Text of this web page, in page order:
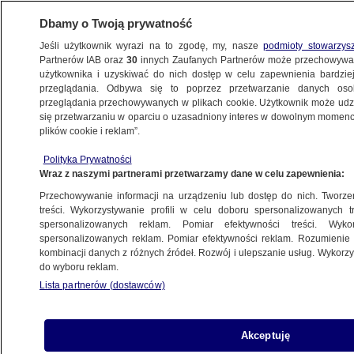
POLSKA
partii Hołowni. "Fundamentalnie się z tym
nie zgadzam"
23.12.2022, 16:19
Udostępnij
Dbamy o Twoją prywatność
Jeśli użytkownik wyrazi na to zgodę, my, naszepodmioty
Partnerów IAB oraz30 innych Zaufanych Partnerów może
użytkownika i uzyskiwać do nich dostęp w celu zapewnienia
przeglądania. Odbywa się to poprzez przetwarzanie danych
przeglądania przechowywanych w plikach cookie. Użytkownik może
się przetwarzaniu w oparciu o uzasadniony interes w dowolnym
plików cookie i reklam”.
Polityka Prywatności
Wraz z naszymi partnerami przetwarzamy dane w celu zapewnienia:
Przechowywanie informacji na urządzeniu lub dostęp do nich.
treści. Wykorzystywanie profili w celu doboru spersonalizowanych
spersonalizowanych reklam. Pomiar efektywności treści.
spersonalizowanych reklam. Pomiar efektywności reklam.
kombinacji danych z różnych źródeł. Rozwój i ulepszanie usług.
do wyboru reklam.
Lista partnerów (dostawców)
Akceptuję